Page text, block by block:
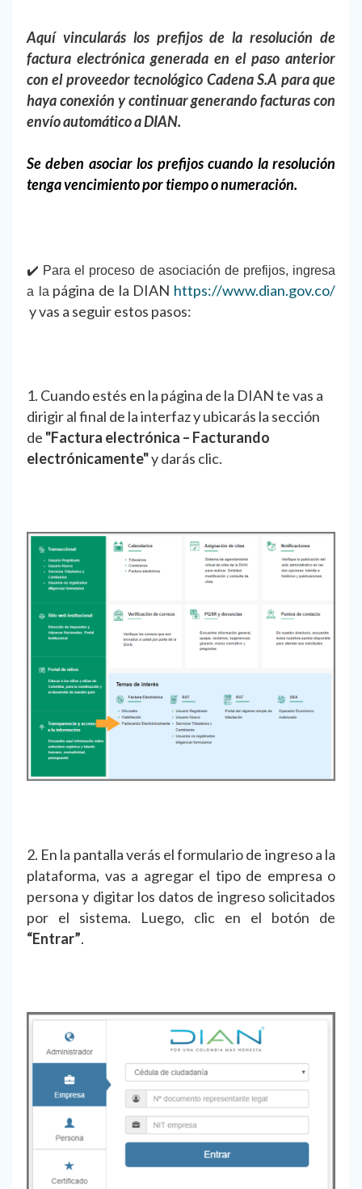
Aquí vincularás los prefijos de la resolución de
factura electrónica generada en el paso anterior
con el proveedor tecnológico Cadena S.A para que
haya conexión y continuar generando facturas con
envío automático a DIAN.
Se deben asociar los prefijos cuando la resolución
tenga vencimiento por tiempo o numeración.
✔️ Para el proceso de asociación de prefijos, ingresa
a la página de la DIAN https://www.dian.gov.co/
y vas a seguir estos pasos:
1. Cuando estés en la página de la DIAN te vas a
dirigir al final de la interfaz y ubicarás la sección
de "Factura electrónica – Facturando
electrónicamente"y darás clic.
2. En la pantalla verás el formulario de ingreso a la
plataforma, vas a agregar el tipo de empresa o
persona y digitar los datos de ingreso solicitados
por el sistema. Luego, clic en el botón de
“Entrar”.